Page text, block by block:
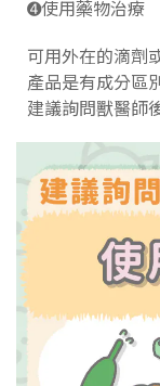
➍使用藥物治療
可用外在的滴劑
產品是有成分區
建議詢問獸醫師